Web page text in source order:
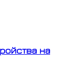
на